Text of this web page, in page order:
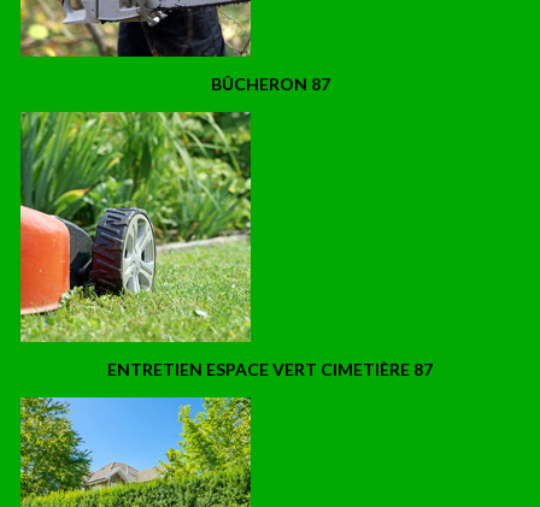
BÛCHERON 87
ENTRETIEN ESPACE VERT CIMETIÈRE 87